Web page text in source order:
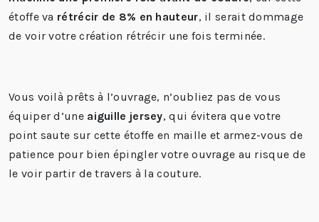
étoffe va rétrécir de 8% en hauteur, il serait dommage
de voir votre création rétrécir une fois terminée.
Vous voilà prêts à l’ouvrage, n’oubliez pas de vous
équiper d’une aiguille jersey, qui évitera que votre
point saute sur cette étoffe en maille et armez-vous de
patience pour bien épingler votre ouvrage au risque de
le voir partir de travers à la couture.